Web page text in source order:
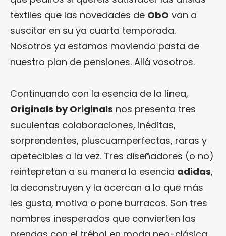
textiles que las novedades de ObO van a
suscitar en su ya cuarta temporada.
Nosotros ya estamos moviendo pasta de
nuestro plan de pensiones. Allá vosotros.
Continuando con la esencia de la línea,
Originals by Originals nos presenta tres
suculentas colaboraciones, inéditas,
sorprendentes, pluscuamperfectas, raras y
apetecibles a la vez. Tres diseñadores (o no)
reintepretan a su manera la esencia adidas,
la deconstruyen y la acercan a lo que más
les gusta, motiva o pone burracos. Son tres
nombres inesperados que convierten las